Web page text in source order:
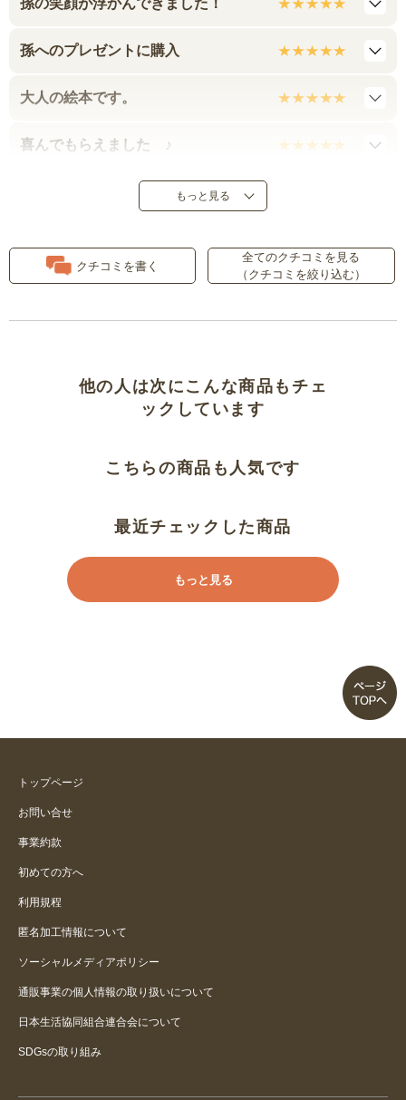
孫の笑顔が浮かんできました！
孫へのプレゼントに購入
大人の絵本です。
喜んでもらえました ♪
パンダ銭湯
子供も大人も
とても楽しい本です。
意外と
なるほどびっくりした
もっと見る
クチコミを書く
全てのクチコミを見る
（クチコミを絞り込む）
他の人は次にこんな商品もチェ
ックしています
こちらの商品も人気です
最近チェックした商品
もっと見る
トップページ
お問い合せ
事業約款
初めての方へ
利用規程
匿名加工情報について
ソーシャルメディアポリシー
通販事業の個人情報の取り扱いについて
日本生活協同組合連合会について
SDGsの取り組み